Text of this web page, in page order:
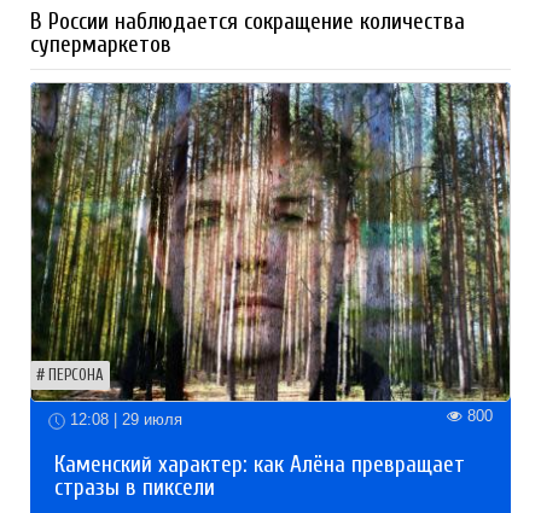
В России наблюдается сокращение количества
супермаркетов
ПЕРСОНА
12:08 | 29 июля 800
Каменский характер: как Алёна превращает
стразы в пиксели